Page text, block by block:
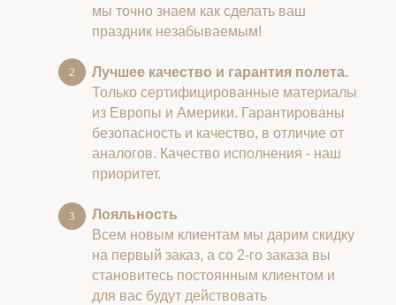
мы точно знаем как сделать ваш
праздник незабываемым!
Лучшее качество и гарантия полета.
Только сертифицированные материалы
из Европы и Америки. Гарантированы
безопасность и качество, в отличие от
аналогов. Качество исполнения - наш
приоритет.
Лояльность
Всем новым клиентам мы дарим скидку
на первый заказ, а со 2-го заказа вы
становитесь постоянным клиентом и
для вас будут действовать